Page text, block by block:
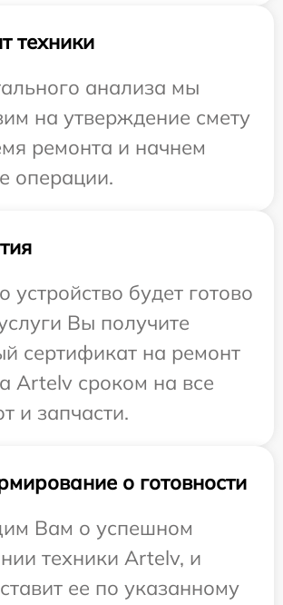
техники
анализа мы
на утверждение смету
ремонта и начнем
операции.
устройство будет готово
Вы получите
сертификат на ремонт
Artelv сроком на все
и запчасти.
о готовности
Вам о успешном
техники Artelv, и
ее по указанному